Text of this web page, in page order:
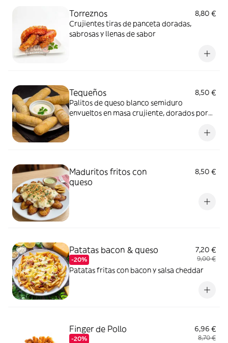
Torreznos
8,80 €
Crujientes tiras de panceta doradas,
sabrosas y llenas de sabor
Tequeños
8,50 €
Palitos de queso blanco semiduro
envueltos en masa crujiente, dorados por
Maduritos fritos con
queso
8,50 €
Patatas bacon & queso
-20%
7,20 €
9,00 €
Patatas fritas con bacon y salsa cheddar
Finger de Pollo
-20%
6,96 €
8,70 €